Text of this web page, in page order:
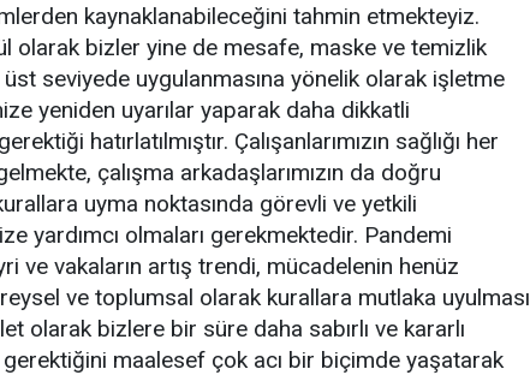
kaynaklanabileceğini tahmin etmekteyiz.
olarak bizler yine de mesafe, maske ve temizlik
üst seviyede uygulanmasına yönelik olarak işletme
yeniden uyarılar yaparak daha dikkatli
hatırlatılmıştır. Çalışanlarımızın sağlığı her
çalışma arkadaşlarımızın da doğru
uyma noktasında görevli ve yetkili
yardımcı olmaları gerekmektedir. Pandemi
ve vakaların artış trendi, mücadelenin henüz
ve toplumsal olarak kurallara mutlaka uyulması
olarak bizlere bir süre daha sabırlı ve kararlı
gerektiğini maalesef çok acı bir biçimde yaşatarak